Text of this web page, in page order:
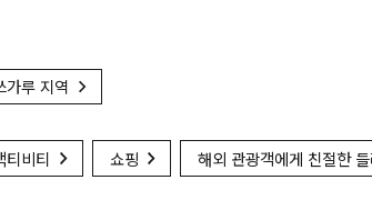
가루 지역
티비티 쇼핑 해외 관광객에게 친절한